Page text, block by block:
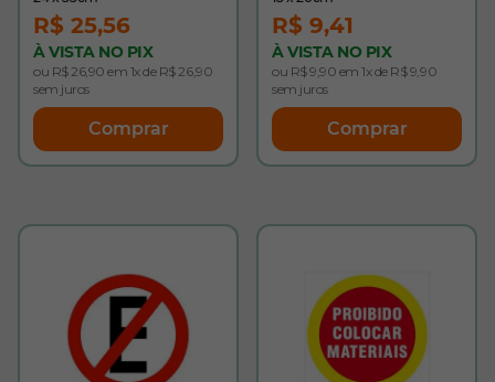
R$ 25,56
À VISTA NO PIX
ou R$ 26,90 em 1x de R$ 26,90
sem juros
Comprar
R$ 9,41
À VISTA NO PIX
ou R$ 9,90 em 1x de R$ 9,90
sem juros
Comprar